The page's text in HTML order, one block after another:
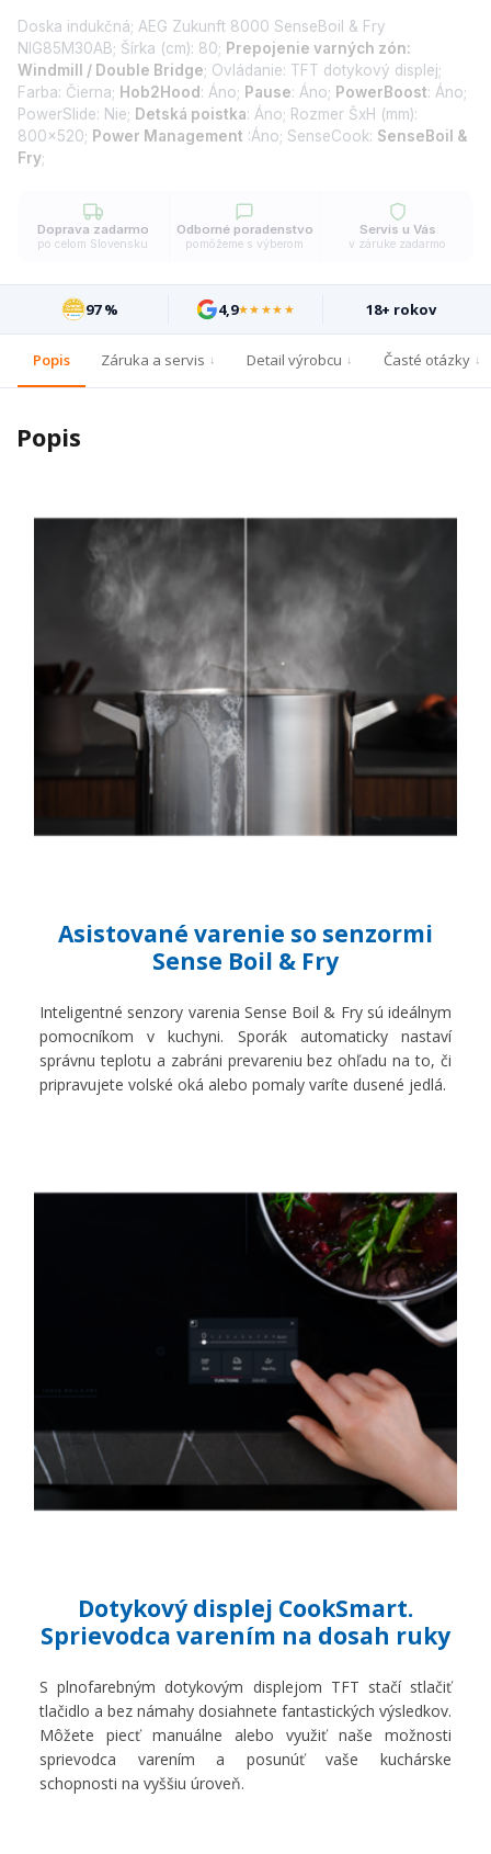
Doska indukčná; AEG Zukunft 8000 SenseBoil & Fry
NIG85M30AB; Šírka (cm): 80; Prepojenie varných zón:
Windmill / Double Bridge; Ovládanie: TFT dotykový displej;
Farba: Čierna; Hob2Hood : Áno; Pause: Áno; PowerBoost: Áno;
PowerSlide: Nie; Detská poistka: Áno; Rozmer ŠxH (mm):
800x520; Power Management :Áno; SenseCook: SenseBoil &
Fry;
Doprava zadarmo
po celom Slovensku
Odborné poradenstvo
pomôžeme s výberom
Servis u Vás
v záruke zadarmo
97 % 4,9★★★★★ 18+ rokov
Popis Záruka a servis Detail výrobcu Časté otázky
Popis
Asistované varenie so senzormi
Sense Boil & Fry
Inteligentné senzory varenia Sense Boil & Fry sú ideálnym
pomocníkom v kuchyni. Sporák automaticky nastaví
správnu teplotu a zabráni prevareniu bez ohľadu na to, či
pripravujete volské oká alebo pomaly varíte dusené jedlá.
Dotykový displej CookSmart.
Sprievodca varením na dosah ruky
S plnofarebným dotykovým displejom TFT stačí stlačiť
tlačidlo a bez námahy dosiahnete fantastických výsledkov.
Môžete piecť manuálne alebo využiť naše možnosti
sprievodca varením a posunúť vaše kuchárske
schopnosti na vyššiu úroveň.